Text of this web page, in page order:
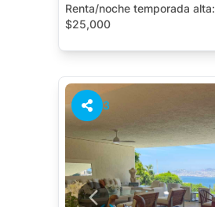
Renta/noche temporada alta:
$25,000
Alberca Privada Terraza
3